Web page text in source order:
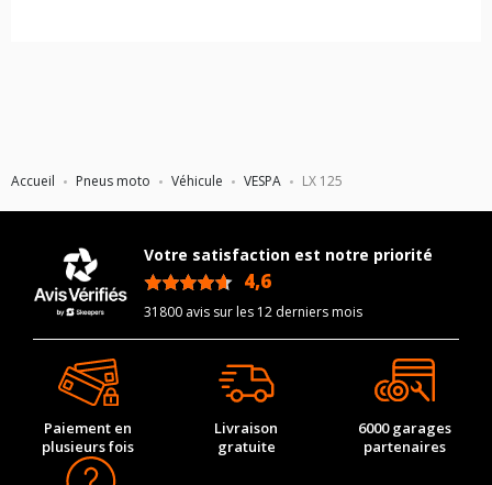
Accueil Pneus moto Véhicule VESPA LX 125
Votre satisfaction est notre priorité
4,6
31800 avis sur les 12 derniers mois
Paiement en
plusieurs fois
Livraison
gratuite
6000 garages
partenaires